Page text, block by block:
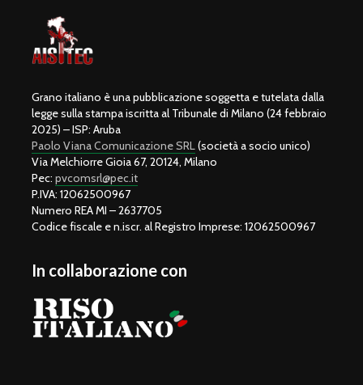
Grano italiano è una pubblicazione soggetta e tutelata dalla
legge sulla stampa iscritta al Tribunale di Milano (24 febbraio
2025) – ISP: Aruba
Paolo Viana Comunicazione SRL(società a socio unico)
Via Melchiorre Gioia 67, 20124, Milano
Pec: pvcomsrl@pec.it
P.IVA: 12062500967
Numero REA MI – 2637705
Codice fiscale e n.iscr. al Registro Imprese: 12062500967
In collaborazione con